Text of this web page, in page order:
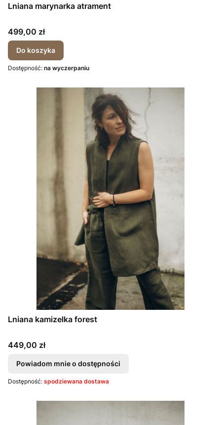
Lniana marynarka atrament
Cena
499,00 zł
Do koszyka
Dostępność: na wyczerpaniu
Lniana kamizelka forest
Cena
449,00 zł
Powiadom mnie o dostępności
Dostępność: spodziewana dostawa